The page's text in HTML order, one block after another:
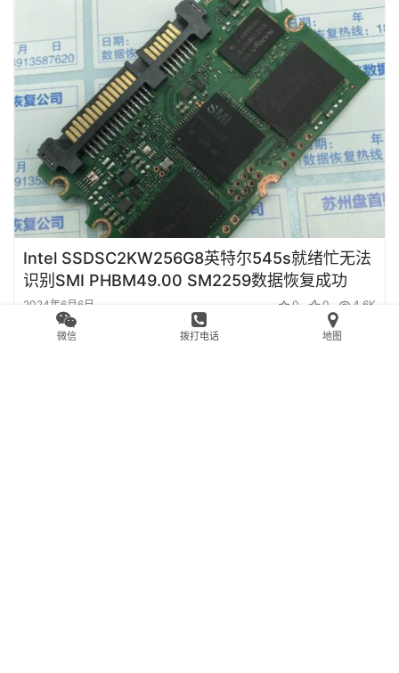
Intel SSDSC2KW256G8英特尔545s就绪忙无法
识别SMI PHBM49.00 SM2259数据恢复成功
2024年6月6日 0 0 4.6K
微信 拨打电话 地图